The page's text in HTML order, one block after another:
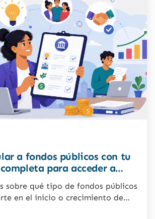
a fondos públicos con tu
para acceder a
e innovación en Chile
sobre qué tipo de fondos públicos
en el inicio o crecimiento de